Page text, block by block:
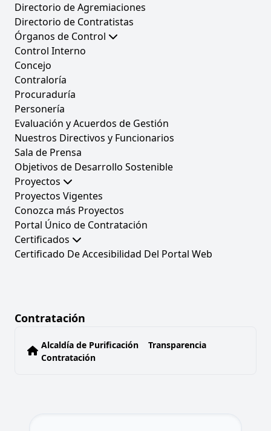
Directorio de Agremiaciones
Directorio de Contratistas
Órganos de Control
Control Interno
Concejo
Contraloría
Procuraduría
Personería
Evaluación y Acuerdos de Gestión
Nuestros Directivos y Funcionarios
Sala de Prensa
Objetivos de Desarrollo Sostenible
Proyectos
Proyectos Vigentes
Conozca más Proyectos
Portal Único de Contratación
Certificados
Certificado De Accesibilidad Del Portal Web
Contratación
Alcaldía de Purificación
Transparencia
Contratación